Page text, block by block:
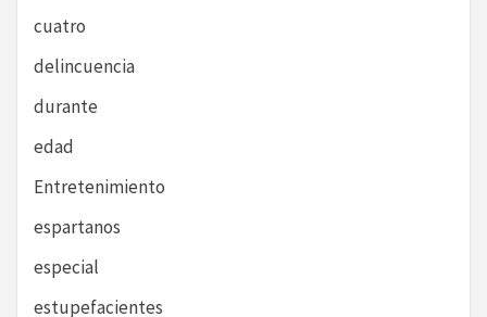
cuatro
delincuencia
durante
edad
Entretenimiento
espartanos
especial
estupefacientes